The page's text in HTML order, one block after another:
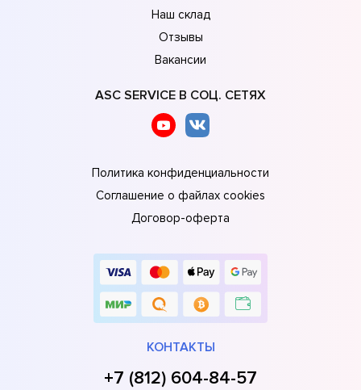
Наш склад
Отзывы
Вакансии
ASC SERVICE В СОЦ. СЕТЯХ
Политика конфиденциальности
Соглашение о файлах cookies
Договор-оферта
КОНТАКТЫ
+7 (812) 604-84-57